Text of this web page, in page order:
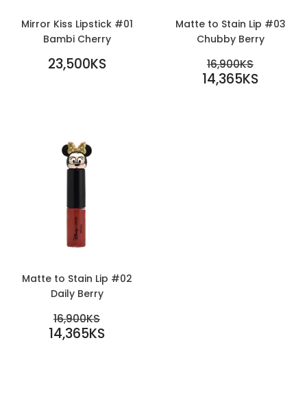
Mirror Kiss Lipstick #01
Bambi Cherry
REGULAR
23,500KS
Matte to Stain Lip #03
Chubby Berry
PRICE
REGULAR
16,900KS
16,900KS
14,365KS
Matte to Stain Lip #02
Daily Berry
PRICE
REGULAR PRICE
16,900KS
16,900KS
14,365KS